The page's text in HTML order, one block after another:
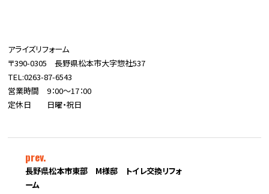
アライズリフォーム
〒390-0305 長野県松本市大字惣社537
TEL:0263-87-6543
営業時間 9：00～17：00
定休日 日曜・祝日
prev.
長野県松本市東部 M様邸 トイレ交換リフォ
ーム